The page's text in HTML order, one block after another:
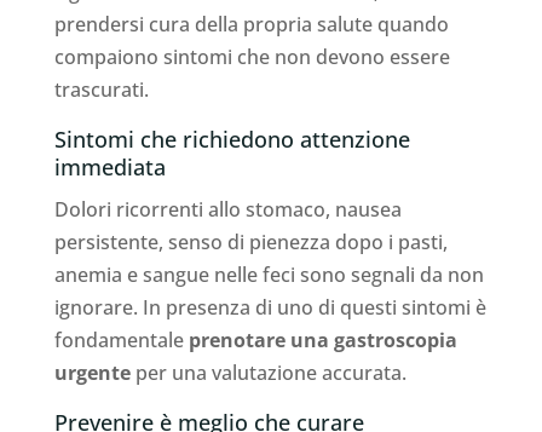
prendersi cura della propria salute quando
compaiono sintomi che non devono essere
trascurati.
Sintomi che richiedono attenzione
immediata
Dolori ricorrenti allo stomaco, nausea
persistente, senso di pienezza dopo i pasti,
anemia e sangue nelle feci sono segnali da non
ignorare. In presenza di uno di questi sintomi è
fondamentale prenotare una gastroscopia
urgenteper una valutazione accurata.
Prevenire è meglio che curare